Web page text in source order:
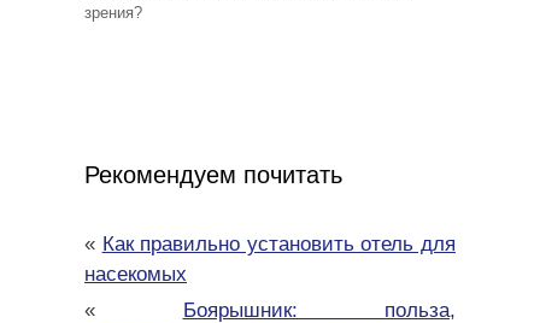
зрения?
Рекомендуем почитать
« Как правильно установить отель для
насекомых
« Боярышник: польза,